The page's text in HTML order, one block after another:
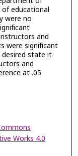
educational
were no
and
were significant
desired state it
and
at .05
Works 4.0